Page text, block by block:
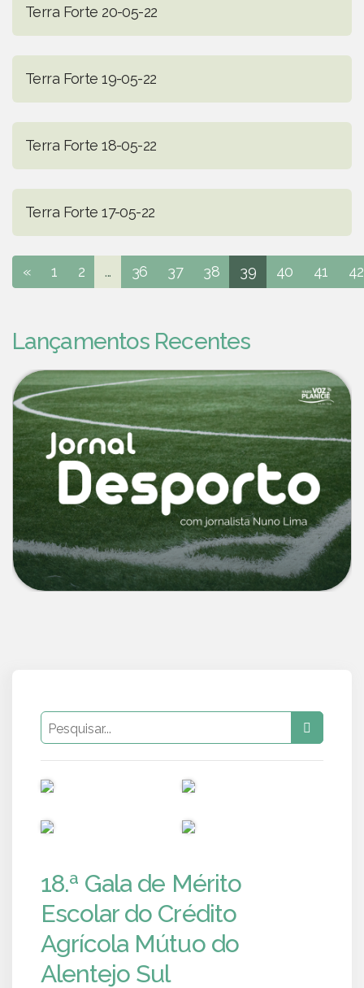
Terra Forte 20-05-22
Terra Forte 19-05-22
Terra Forte 18-05-22
Terra Forte 17-05-22
« 1 2 ... 36 37 38 39 40 41 42
Lançamentos Recentes
18.ª Gala de Mérito
Escolar do Crédito
Agrícola Mútuo do
Alentejo Sul